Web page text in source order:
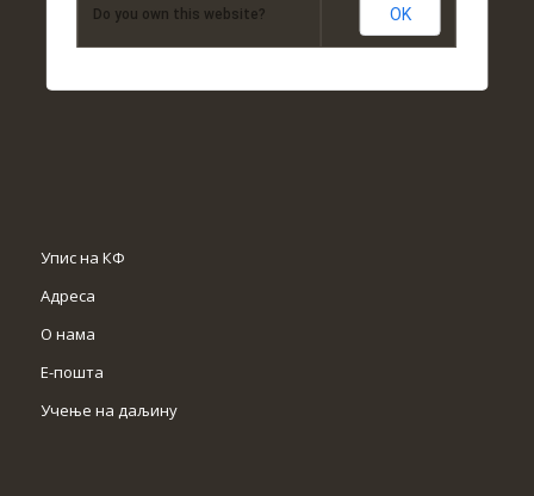
Do you own this website? OK
Упис на КФ
Адреса
О нама
Е-пошта
Учење на даљину